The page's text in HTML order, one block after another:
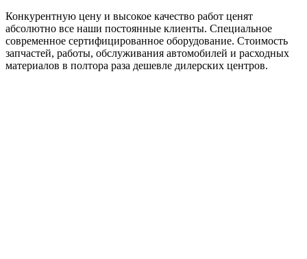
Конкурентную цену и высокое качество работ ценят
абсолютно все наши постоянные клиенты. Специальное
современное сертифицированное оборудование. Стоимость
запчастей, работы, обслуживания автомобилей и расходных
материалов в полтора раза дешевле дилерских центров.